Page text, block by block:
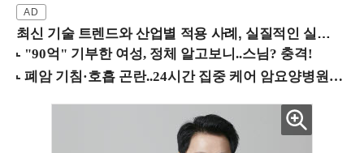
최신 기술 트렌드와 산업별 적용 사례, 실질적인 실행 전략을 공유 (9/18 양재역)